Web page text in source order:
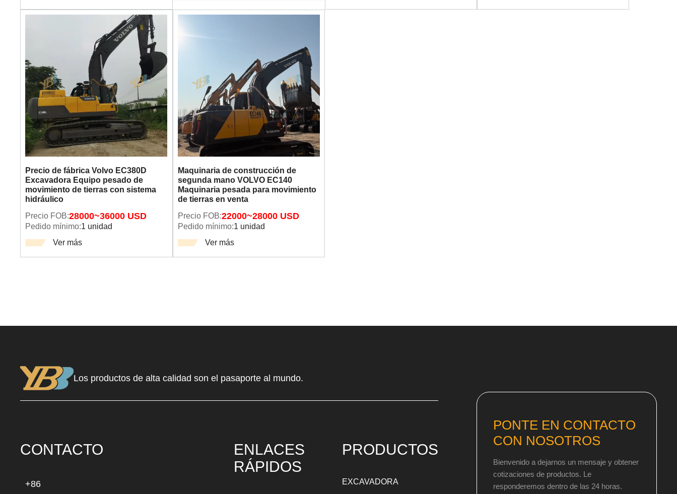
Precio de fábrica Volvo EC380D
Excavadora Equipo pesado de
movimiento de tierras con sistema
hidráulico
Precio FOB:28000~36000 USD
Pedido mínimo:1 unidad
Ver más
Maquinaria de construcción de
segunda mano VOLVO EC140
Maquinaria pesada para movimiento
de tierras en venta
Precio FOB:22000~28000 USD
Pedido mínimo:1 unidad
Ver más
Los productos de alta calidad son el pasaporte al mundo.
CONTACTO
+86
ENLACES
RÁPIDOS
PRODUCTOS
EXCAVADORA
PONTE EN CONTACTO
CON NOSOTROS
Bienvenido a dejarnos un mensaje y obtener
cotizaciones de productos. Le
responderemos dentro de las 24 horas.